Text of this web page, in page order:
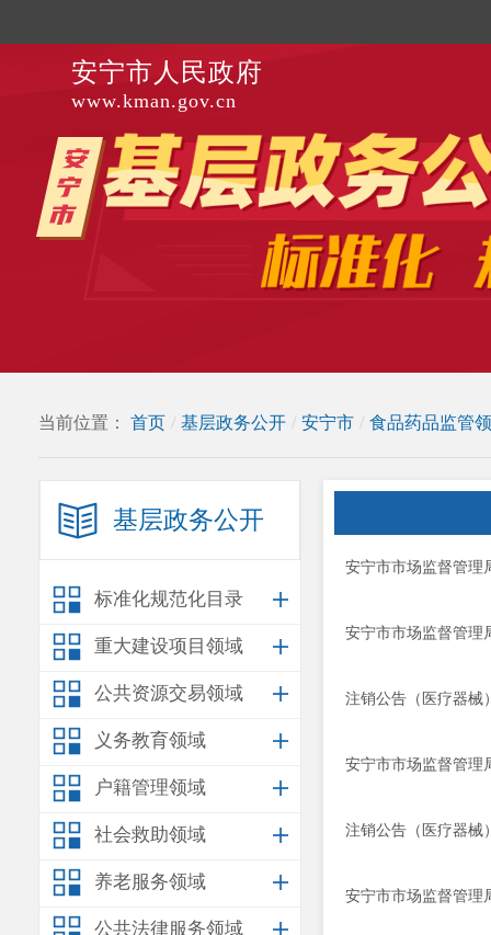
安宁市人民政府
www.kman.gov.cn
当前位置： 首页 / 基层政务公开 / 安宁市 / 食品药品监管
基层政务公开
标准化规范化目录
重大建设项目领域
公共资源交易领域
义务教育领域
户籍管理领域
社会救助领域
养老服务领域
公共法律服务领域
安宁市市场监督管理
安宁市市场监督管理
注销公告（医疗器械
安宁市市场监督管理
注销公告（医疗器械
安宁市市场监督管理